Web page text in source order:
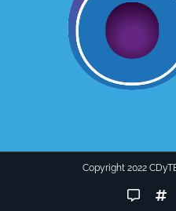
Copyright 2022